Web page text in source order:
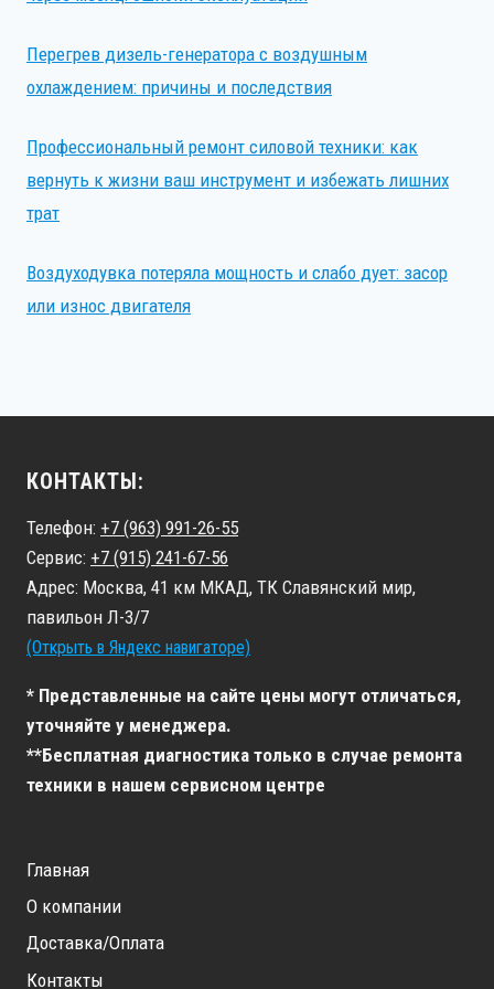
Перегрев дизель-генератора с воздушным
охлаждением: причины и последствия
Профессиональный ремонт силовой техники: как
вернуть к жизни ваш инструмент и избежать лишних
трат
Воздуходувка потеряла мощность и слабо дует: засор
или износ двигателя
КОНТАКТЫ:
Телефон: +7 (963) 991-26-55
Сервис: +7 (915) 241-67-56
Адрес: Москва, 41 км МКАД, ТК Славянский мир,
павильон Л-3/7
(Открыть в Яндекс навигаторе)
* Представленные на сайте цены могут отличаться,
уточняйте у менеджера.
**Бесплатная диагностика только в случае ремонта
техники в нашем сервисном центре
Главная
О компании
Доставка/Оплата
Контакты